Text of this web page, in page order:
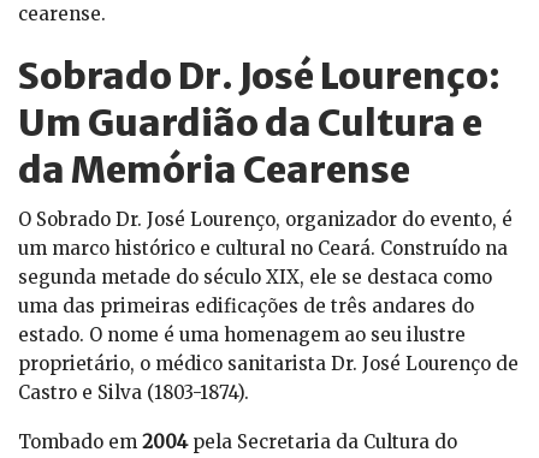
cearense.
Sobrado Dr. José Lourenço:
Um Guardião da Cultura e
da Memória Cearense
O Sobrado Dr. José Lourenço, organizador do evento, é
um marco histórico e cultural no Ceará. Construído na
segunda metade do século XIX, ele se destaca como
uma das primeiras edificações de três andares do
estado. O nome é uma homenagem ao seu ilustre
proprietário, o médico sanitarista Dr. José Lourenço de
Castro e Silva (1803-1874).
Tombado em 2004pela Secretaria da Cultura do